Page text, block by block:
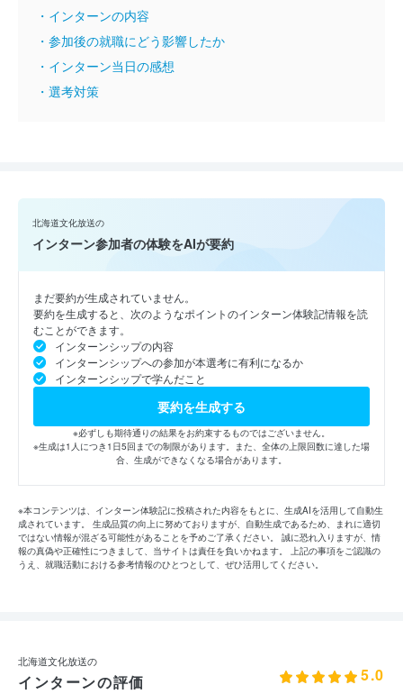
・インターンの内容
・参加後の就職にどう影響したか
・インターン当日の感想
・選考対策
北海道文化放送の
インターン参加者の体験をAIが要約
まだ要約が生成されていません。
要約を生成すると、次のようなポイントのインターン体験記情報を読
むことができます。
インターンシップの内容
インターンシップへの参加が本選考に有利になるか
インターンシップで学んだこと
要約を生成する
※必ずしも期待通りの結果をお約束するものではございません。
※生成は1人につき1日5回までの制限があります。また、全体の上限回数に達した場
合、生成ができなくなる場合があります。
※本コンテンツは、インターン体験記に投稿された内容をもとに、生成AIを活用して自動生
成されています。 生成品質の向上に努めておりますが、自動生成であるため、まれに適切
ではない情報が混ざる可能性があることを予めご了承ください。 誠に恐れ入りますが、情
報の真偽や正確性につきまして、当サイトは責任を負いかねます。 上記の事項をご認識の
うえ、就職活動における参考情報のひとつとして、ぜひ活用してください。
北海道文化放送の
インターンの評価 5.0